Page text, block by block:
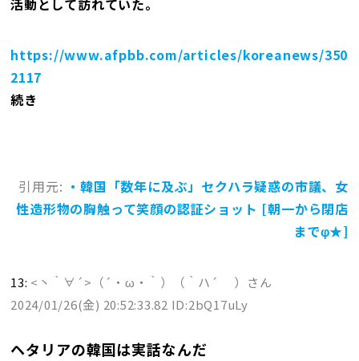
活動として訪れていた。
https://www.afpbb.com/articles/koreanews/350
2117
続き
引用元: ・韓国「数年に及ぶ」セクハラ疑惑の市議、女
性造形物の胸触って笑顔の認証ショット [朝一から閉店
までφ★]
13: <丶｀∀´>（´・ω・｀）（｀ハ´ ）さん
2024/01/26(金) 20:52:33.82 ID:2bQ17uLy
ヘタリアの韓国は実話なんだ